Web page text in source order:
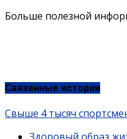
Больше полезной
Связанные истории
Свыше 4 тысяч